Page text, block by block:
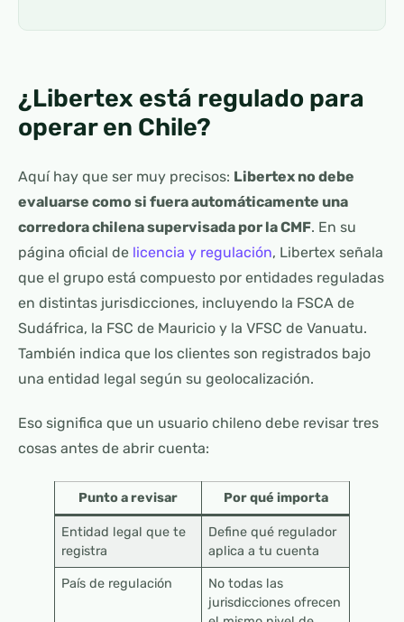
¿Libertex está regulado para
operar en Chile?
Aquí hay que ser muy precisos: Libertex no debe
evaluarse como si fuera automáticamente una
corredora chilena supervisada por la CMF. En su
página oficial de licencia y regulación, Libertex señala
que el grupo está compuesto por entidades reguladas
en distintas jurisdicciones, incluyendo la FSCA de
Sudáfrica, la FSC de Mauricio y la VFSC de Vanuatu.
También indica que los clientes son registrados bajo
una entidad legal según su geolocalización.
Eso significa que un usuario chileno debe revisar tres
cosas antes de abrir cuenta:
Punto a revisar Por qué importa
Entidad legal que te
registra
Define qué regulador
aplica a tu cuenta
País de regulación
No todas las
jurisdicciones ofrecen